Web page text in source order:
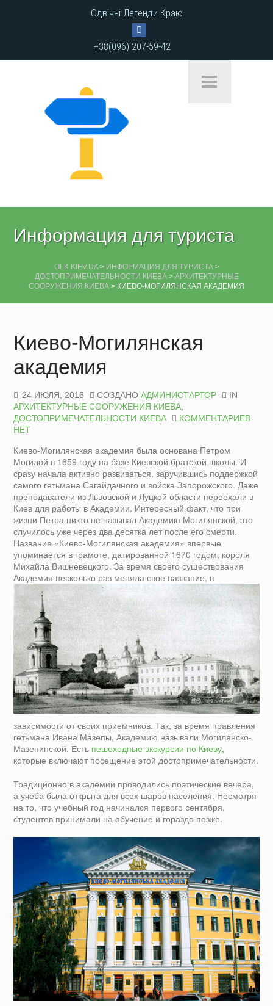
Одвічні Легенди Краю
+38(096) 207-59-42
Информация для туриста
OLK.KIEV.UA> ИНФОРМАЦИЯ ДЛЯ ТУРИСТА>
ДОСТОПРИМЕЧАТЕЛЬНОСТИ КИЕВА> АРХИТЕКТУРНЫЕ
СООРУЖЕНИЯ КИЕВА > КИЕВО-МОГИЛЯНСКАЯ АКАДЕМИЯ
Киево-Могилянская
академия
24 ИЮЛЯ, 2016 СОЗДАНОАДМИНИСТАРТОР
IN
АРХИТЕКТУРНЫЕ СООРУЖЕНИЯ КИЕВА
ДОСТОПРИМЕЧАТЕЛЬНОСТИ КИЕВА
КОММЕНТАРИЕВ
НЕТ
Киево-Могилянская академия была основана Петром
Могилой в 1659 году на базе Киевской братской школы. И
сразу начала активно развиваться, заручившись поддержкой
самого гетьмана Сагайдачного и войска Запорожского. Даже
преподаватели из Львовской и Луцкой области переехали в
Киев для работы в Академии. Интересный факт, что при
жизни Петра никто не называл Академию Могилянской, это
случилось уже через два десятка лет после его смерти.
Название «Киево-Могилянская академия» впервые
упоминается в грамоте, датированной 1670 годом, короля
Михайла Вишневецкого. За время своего существования
Академия несколько раз меняла свое название, в
зависимости от своих приемников. Так, за время правления
гетьмана Ивана Мазепы, Академию называли Могилянско-
Мазепинской. Есть пешеходные экскурсии по Киеву,
которые включают посещение этой достопримечательности.
Традиционно в академии проводились поэтические вечера,
а учеба была открыта для всех шаров населения. Несмотря
на то, что учебный год начинался первого сентября,
студентов принимали на обучение и гораздо позже.